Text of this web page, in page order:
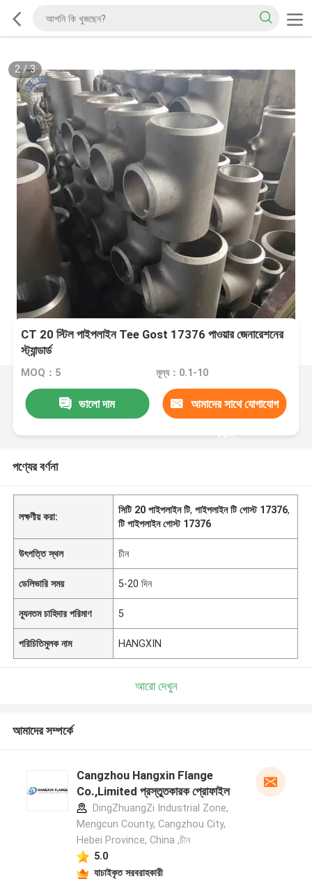
2/3
CT 20 স্টিল পাইপলাইন Tee Gost 17376 পাওয়ার জেনারেশনের
স্ট্যান্ডার্ড
MOQ：5 মূল্য：0.1-10
ভালো দাম আমাদের সাথে যোগাযোগ
করুন
পণ্যের বর্ণনা
লক্ষণীয় করা:
সিটি 20 পাইপলাইন টি,পাইপলাইন টি গোস্ট 17376,
টি পাইপলাইন গোস্ট 17376
উৎপত্তি স্থল চীন
ডেলিভারি সময় 5-20 দিন
ন্যূনতম চাহিদার পরিমাণ 5
পরিচিতিমুলক নাম HANGXIN
আরো দেখুন
আমাদের সম্পর্কে
Cangzhou Hangxin Flange
Co.,Limited প্রস্তুতকারক প্রোফাইল
DingZhuangZi Industrial Zone,
Mengcun County, Cangzhou City,
Hebei Province, China ,চীন
5.0
যাচাইকৃত সরবরাহকারী